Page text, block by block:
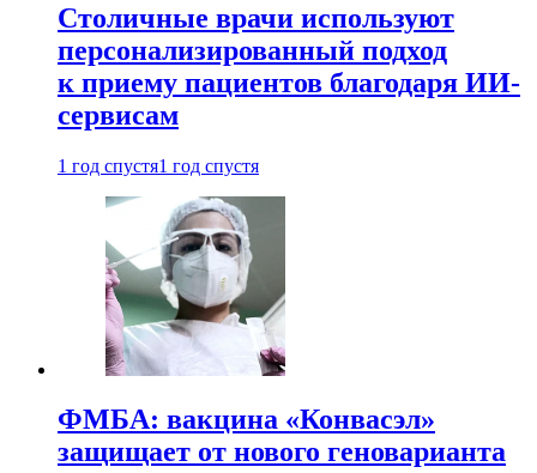
Столичные врачи используют
персонализированный подход
к приему пациентов благодаря ИИ-
сервисам
1 год спустя1 год спустя
ФМБА: вакцина «Конвасэл»
защищает от нового геноварианта